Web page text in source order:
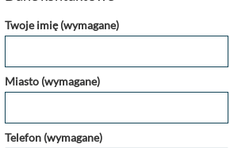
Twoje imię (wymagane)
Miasto (wymagane)
Telefon (wymagane)